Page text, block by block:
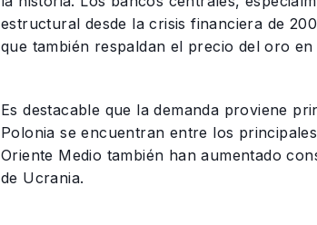
estructural desde la crisis financiera de
que también respaldan el precio del oro en
Es destacable que la demanda proviene
Polonia se encuentran entre los
Oriente Medio también han aumentado
de Ucrania.